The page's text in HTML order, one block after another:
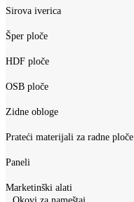
Sirova iverica
Šper ploče
HDF ploče
OSB ploče
Zidne obloge
Prateći materijali za radne ploče
Paneli
Marketinški alati